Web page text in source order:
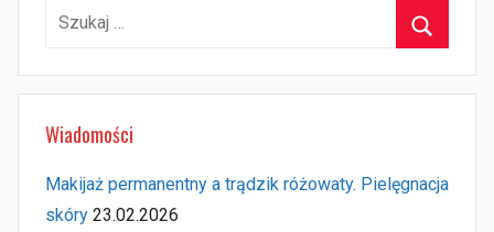
Szukaj:
Wiadomości
Makijaż permanentny a trądzik różowaty. Pielęgnacja
skóry 23.02.2026